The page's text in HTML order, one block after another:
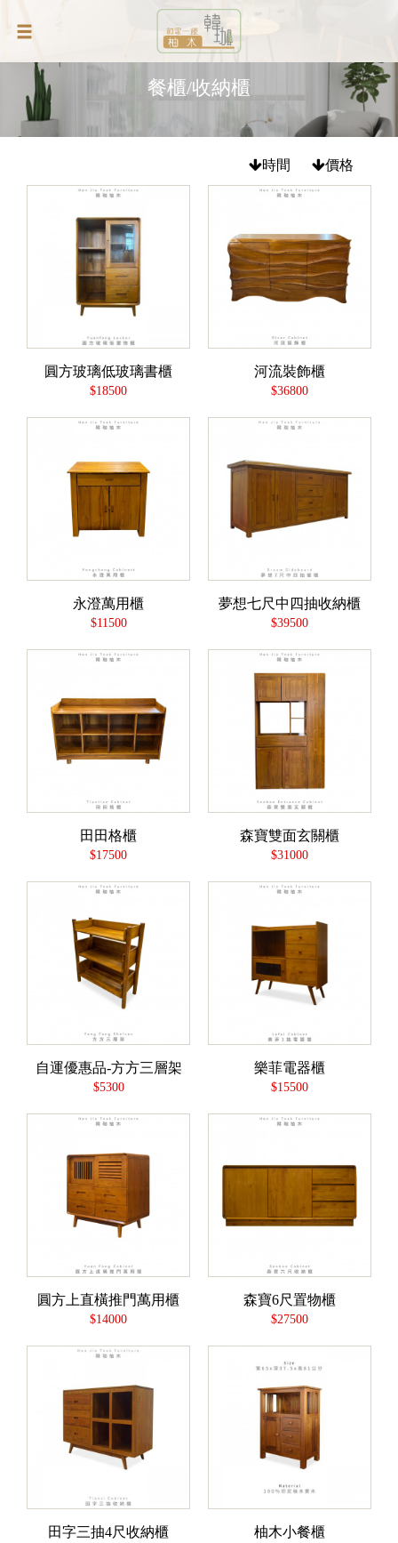
餐櫃/收納櫃
時間 價格
圓方玻璃低玻璃書櫃
$18500
河流裝飾櫃
$36800
永澄萬用櫃
$11500
夢想七尺中四抽收納櫃
$39500
田田格櫃
$17500
森寶雙面玄關櫃
$31000
自運優惠品-方方三層架
$5300
樂菲電器櫃
$15500
圓方上直橫推門萬用櫃
$14000
森寶6尺置物櫃
$27500
田字三抽4尺收納櫃 柚木小餐櫃